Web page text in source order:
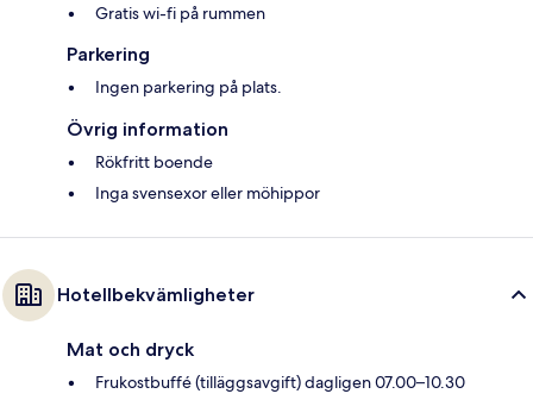
Gratis wi-fi på rummen
Parkering
Ingen parkering på plats.
Övrig information
Rökfritt boende
Inga svensexor eller möhippor
Hotellbekvämligheter
Mat och dryck
Frukostbuffé (tilläggsavgift) dagligen 07.00–10.30